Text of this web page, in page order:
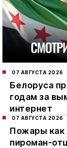
07 АВГУСТА 2026
Белоруса
годам за
интернет
07 АВГУСТА 2026
Пожары как
пироман-